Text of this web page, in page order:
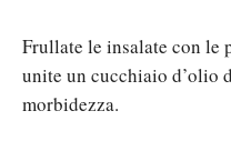
Frullate le insalate con le
unite un cucchiaio d’olio
morbidezza.